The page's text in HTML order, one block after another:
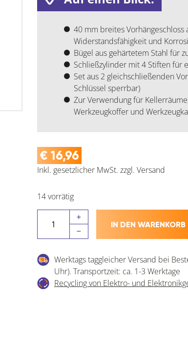
40 mm breites Vorhängeschloss
Widerstandsfähigkeit und
Bügel aus gehärtetem Stahl für
Schließzylinder mit 4 Stiften für
Set aus 2 gleichschließenden
Schlüssel sperrbar)
Zur Verwendung für
Werkzeugkoffer und
€ 16,96
Inkl. gesetzlicher MwSt. zzgl. Versand
14 vorrätig
LOCK
Vorhangschloss
EURT
Messing,
Breite
IN DEN WARENKORB
Werktags taggleicher Versand bei
Uhr). Transportzeit: ca. 1-3 Werktage
Recycling von Elektro- und